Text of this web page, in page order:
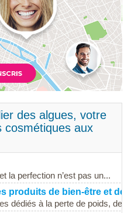
des algues, votre
cosmétiques aux
la perfection n’est pas un...
produits de bien-être et de
dédiés à la perte de poids, des